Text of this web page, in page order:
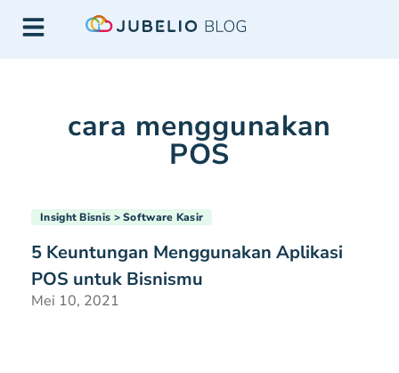
cara menggunakan
POS
Insight Bisnis Software Kasir
5 Keuntungan Menggunakan Aplikasi
POS untuk Bisnismu
Mei 10, 2021